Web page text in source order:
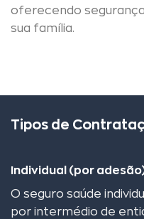
oferecendo
sua família.
Tipos de
Individual (por
O seguro saúde
por intermédio de